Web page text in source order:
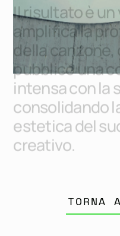
Ilrisultatoèun
amplificalapro
dellacanzone,
pubblicounac
intensaconla
consolidandol
esteticadelsu
creativo.
TORNA